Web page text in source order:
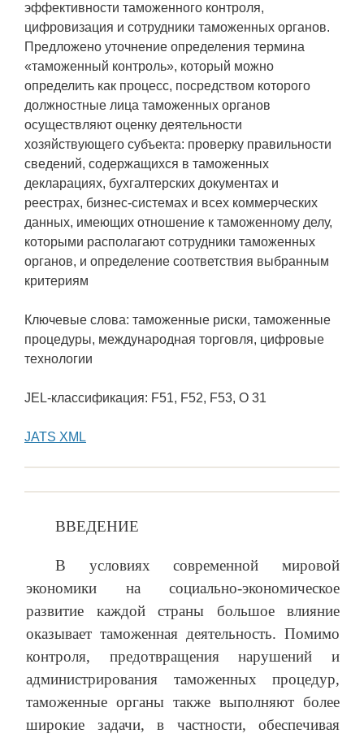
эффективности таможенного контроля,
цифровизация и сотрудники таможенных органов.
Предложено уточнение определения термина
«таможенный контроль», который можно
определить как процесс, посредством которого
должностные лица таможенных органов
осуществляют оценку деятельности
хозяйствующего субъекта: проверку правильности
сведений, содержащихся в таможенных
декларациях, бухгалтерских документах и
реестрах, бизнес-системах и всех коммерческих
данных, имеющих отношение к таможенному делу,
которыми располагают сотрудники таможенных
органов, и определение соответствия выбранным
критериям
Ключевые слова: таможенные риски, таможенные
процедуры, международная торговля, цифровые
технологии
JEL-классификация: F51, F52, F53, O 31
JATS XML
ВВЕДЕНИЕ
В условиях современной мировой
экономики на социально-экономическое
развитие каждой страны большое влияние
оказывает таможенная деятельность. Помимо
контроля, предотвращения нарушений и
администрирования таможенных процедур,
таможенные органы также выполняют более
широкие задачи, в частности, обеспечивая